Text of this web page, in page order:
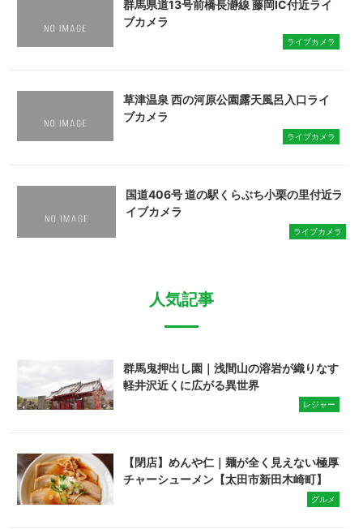
群馬県道13号前橋長瀞線 藤岡IC付近ライ
ブカメラ
ライブカメラ
草津温泉 西の河原公園露天風呂入口ライ
ブカメラ
ライブカメラ
国道406号 道の駅くらぶち小栗の里付近ラ
イブカメラ
ライブカメラ
人気記事
群馬鬼押出し園｜浅間山の溶岩が織りなす
軽井沢近くに広がる異世界
レジャー
【閉店】めんや仁｜麺が全く見えない極厚
チャーシューメン【太田市新田木崎町】
グルメ